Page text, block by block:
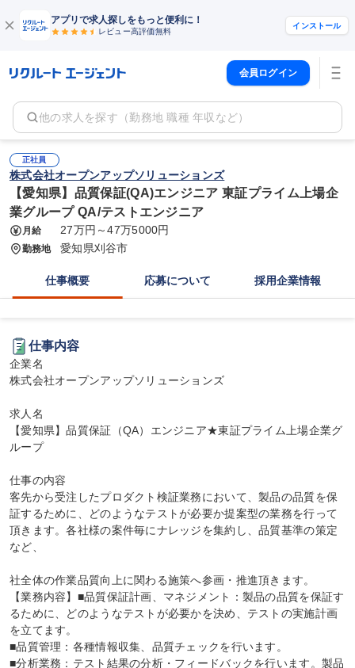
アプリで求人探しをもっと便利に！
レビュー高評価無料
インストール
会員ログイン
他の求人を探す（勤務地 職種 年収など）
正社員
株式会社オープンアップソリューションズ
【愛知県】品質保証(QA)エンジニア 東証プライム上場企
業グループ QA/テストエンジニア
月給 27万円～47万5000円
勤務地 愛知県刈谷市
仕事概要 応募について 採用企業情報
仕事内容
企業名
株式会社オープンアップソリューションズ
求人名
【愛知県】品質保証（QA）エンジニア★東証プライム上場企業グ
ループ
仕事の内容
客先から受注したプロダクト検証業務において、製品の品質を保
証するために、どのようなテストが必要か提案型の業務を行って
頂きます。各社様の案件毎にナレッジを集約し、品質基準の策定
など、
社全体の作業品質向上に関わる施策へ参画・推進頂きます。
【業務内容】■品質保証計画、マネジメント：製品の品質を保証す
るために、どのようなテストが必要かを決め、テストの実施計画
を立てます。
■品質管理：各種情報収集、品質チェックを行います。
■分析業務：テスト結果の分析・フィードバックを行います。製品